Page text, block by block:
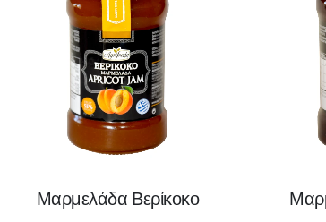
Μαρμελάδα Βερίκοκο